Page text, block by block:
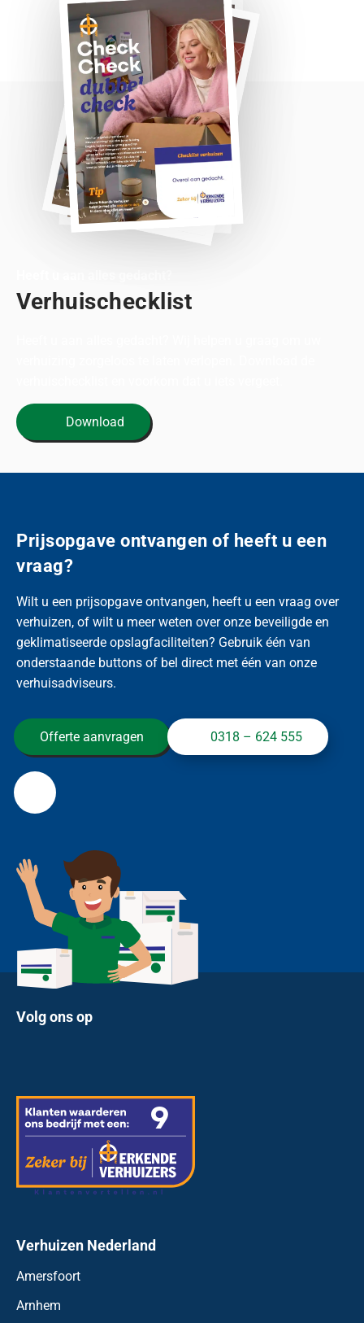
Verhuischecklist
Download
Prijsopgave ontvangen of heeft u een
vraag?
Wilt u een prijsopgave ontvangen, heeft u een vraag over
verhuizen, of wilt u meer weten over onze beveiligde en
geklimatiseerde opslagfaciliteiten? Gebruik één van
onderstaande buttons of bel direct met één van onze
verhuisadviseurs.
Offerte aanvragen 0318 – 624 555
Volg ons op
Verhuizen Nederland
Amersfoort
Arnhem